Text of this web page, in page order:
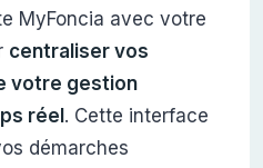
MyFoncia avec votre
centraliser vos
votre gestion
réel . Cette interface
démarches